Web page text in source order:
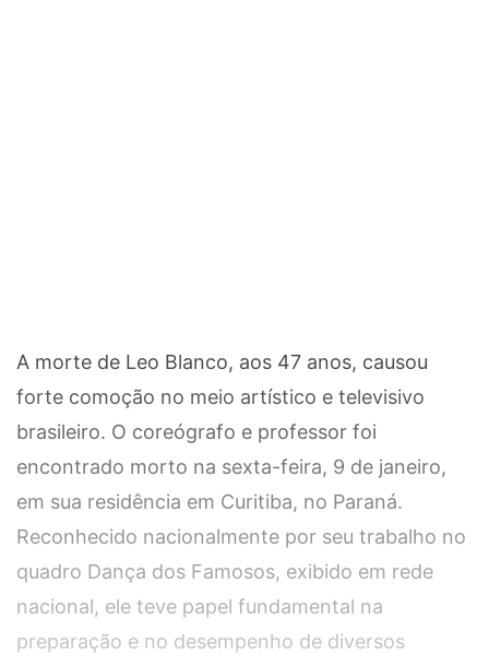
A morte de Leo Blanco, aos 47 anos, causou
forte comoção no meio artístico e televisivo
brasileiro. O coreógrafo e professor foi
encontrado morto na sexta-feira, 9 de janeiro,
em sua residência em Curitiba, no Paraná.
Reconhecido nacionalmente por seu trabalho no
quadro Dança dos Famosos, exibido em rede
nacional, ele teve papel fundamental na
preparação e no desempenho de diversos